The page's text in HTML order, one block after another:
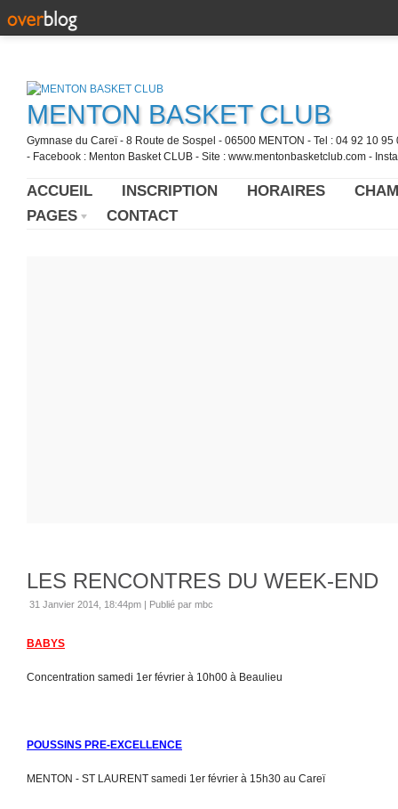
MENTON BASKET CLUB
Gymnase du Careï - 8 Route de Sospel - 06500 MENTON - Tel : 04 92 10
- Facebook : Menton Basket CLUB - Site : www.mentonbasketclub.com -
ACCUEIL INSCRIPTION HORAIRES
PAGES
CONTACT
LES RENCONTRES DU WEEK-END
31 Janvier 2014, 18:44pm | Publié par mbc
BABYS
Concentration samedi 1er février à 10h00 à Beaulieu
POUSSINS PRE-EXCELLENCE
MENTON - ST LAURENT samedi 1er février à 15h30 au Careï